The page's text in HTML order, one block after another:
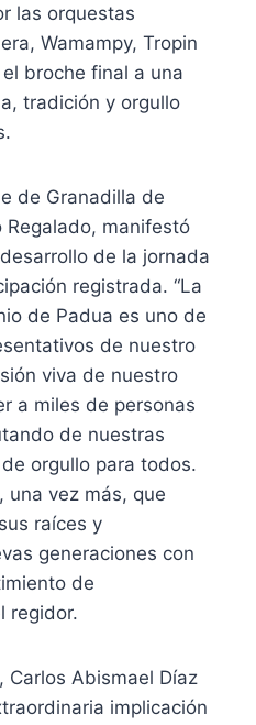
las orquestas
Wamampy, Tropin
broche final a una
tradición y orgullo
de Granadilla de
Regalado, manifestó
de la jornada
registrada. “La
de Padua es uno de
de nuestro
viva de nuestro
a miles de personas
de nuestras
orgullo para todos.
una vez más, que
raíces y
generaciones con
de
regidor.
Carlos Abismael Díaz
implicación